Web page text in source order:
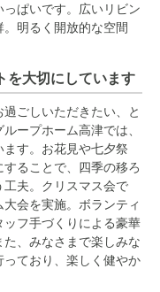
ぱいです。広いリビン
明るく開放的な空間
を大切にしています
ごしいただきたい、と
ープホーム高津では、
す。お花見や七夕祭
ることで、四季の移ろ
夫。クリスマス会で
会を実施。ボランティ
フ手づくりによる豪華
、みなさまで楽しみな
ており、楽しく健やか